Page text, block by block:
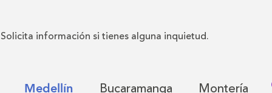
Solicita información si tienes alguna inquietud.
Medellín Bucaramanga Montería